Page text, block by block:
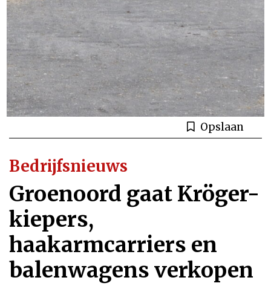
Opslaan
Bedrijfsnieuws
Groenoord gaat Kröger-
kiepers,
haakarmcarriers en
balenwagens verkopen